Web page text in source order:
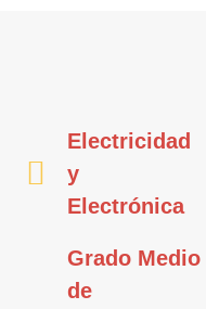
Electricidad
y
Electrónica
Grado Medio
de